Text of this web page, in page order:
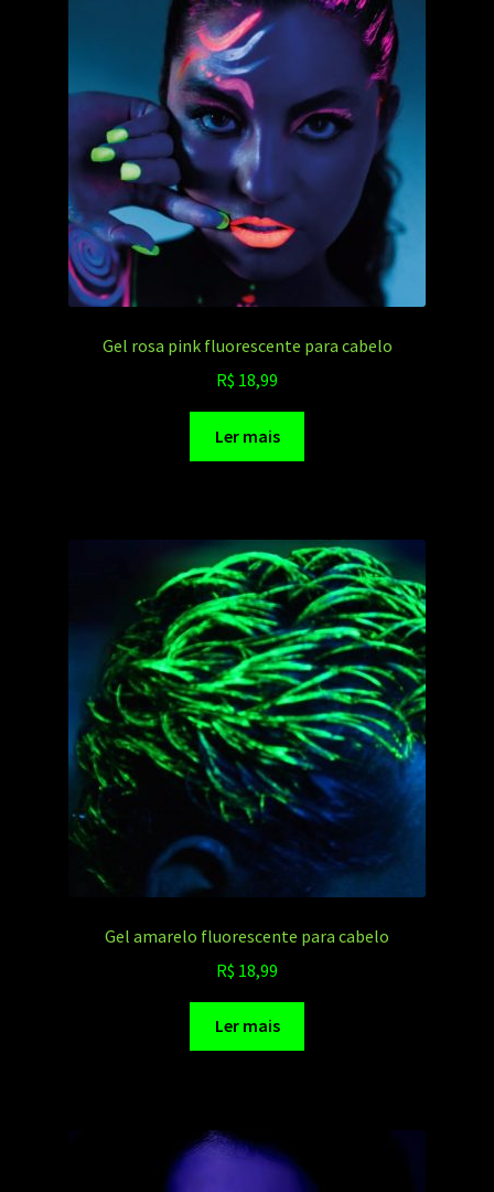
Gel rosa pink fluorescente para cabelo
R$ 18,99
Ler mais
Gel amarelo fluorescente para cabelo
R$ 18,99
Ler mais